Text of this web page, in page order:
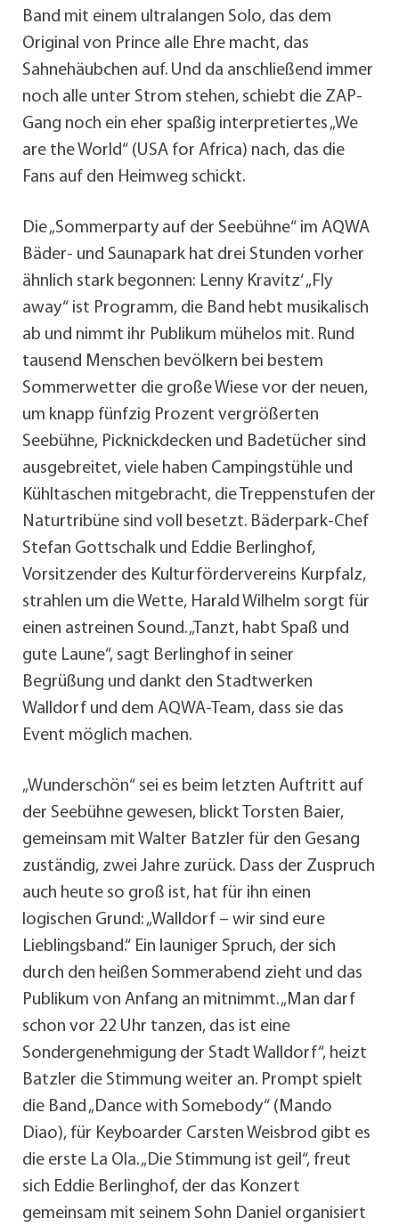
Band mit einem ultralangen Solo, das dem
Original von Prince alle Ehre macht, das
Sahnehäubchen auf. Und da anschließend immer
noch alle unter Strom stehen, schiebt die ZAP-
Gang noch ein eher spaßig interpretiertes „We
are the World“ (USA for Africa) nach, das die
Fans auf den Heimweg schickt.
Die „Sommerparty auf der Seebühne“ im AQWA
Bäder- und Saunapark hat drei Stunden vorher
ähnlich stark begonnen: Lenny Kravitz‘ „Fly
away“ ist Programm, die Band hebt musikalisch
ab und nimmt ihr Publikum mühelos mit. Rund
tausend Menschen bevölkern bei bestem
Sommerwetter die große Wiese vor der neuen,
um knapp fünfzig Prozent vergrößerten
Seebühne, Picknickdecken und Badetücher sind
ausgebreitet, viele haben Campingstühle und
Kühltaschen mitgebracht, die Treppenstufen der
Naturtribüne sind voll besetzt. Bäderpark-Chef
Stefan Gottschalk und Eddie Berlinghof,
Vorsitzender des Kulturfördervereins Kurpfalz,
strahlen um die Wette, Harald Wilhelm sorgt für
einen astreinen Sound. „Tanzt, habt Spaß und
gute Laune“, sagt Berlinghof in seiner
Begrüßung und dankt den Stadtwerken
Walldorf und dem AQWA-Team, dass sie das
Event möglich machen.
„Wunderschön“ sei es beim letzten Auftritt auf
der Seebühne gewesen, blickt Torsten Baier,
gemeinsam mit Walter Batzler für den Gesang
zuständig, zwei Jahre zurück. Dass der Zuspruch
auch heute so groß ist, hat für ihn einen
logischen Grund: „Walldorf – wir sind eure
Lieblingsband.“ Ein launiger Spruch, der sich
durch den heißen Sommerabend zieht und das
Publikum von Anfang an mitnimmt. „Man darf
schon vor 22 Uhr tanzen, das ist eine
Sondergenehmigung der Stadt Walldorf“, heizt
Batzler die Stimmung weiter an. Prompt spielt
die Band „Dance with Somebody“ (Mando
Diao), für Keyboarder Carsten Weisbrod gibt es
die erste La Ola. „Die Stimmung ist geil“, freut
sich Eddie Berlinghof, der das Konzert
gemeinsam mit seinem Sohn Daniel organisiert